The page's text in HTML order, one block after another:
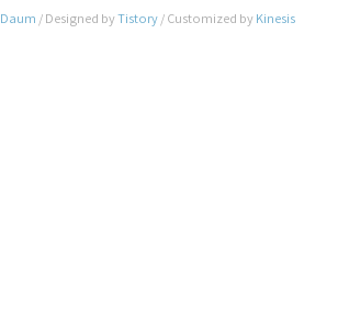
플의 아이폰이 3.5파이 이어폰을 사용할 없다는 것
과 대비되는 광고들을 쏟아 냅니다. 물론 국내 언론
Daum / Designed byTistory / Customized by Kinesis